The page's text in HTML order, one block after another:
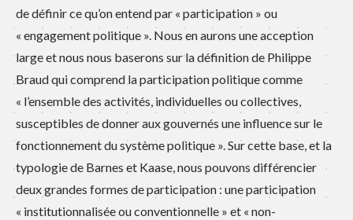
de définir ce qu’on entend par « participation » ou
« engagement politique ». Nous en aurons une acception
large et nous nous baserons sur la définition de Philippe
Braud qui comprend la participation politique comme
« l’ensemble des activités, individuelles ou collectives,
susceptibles de donner aux gouvernés une influence sur le
fonctionnement du système politique ». Sur cette base, et la
typologie de Barnes et Kaase, nous pouvons différencier
deux grandes formes de participation : une participation
« institutionnalisée ou conventionnelle » et « non-